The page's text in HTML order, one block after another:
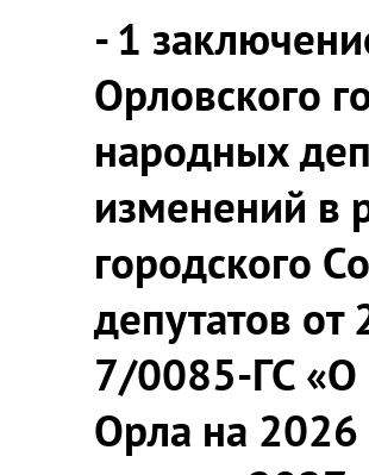
- 1
Орловского
народных
изменений в
городского
депутатов
7/0085-ГС «О
Орла на